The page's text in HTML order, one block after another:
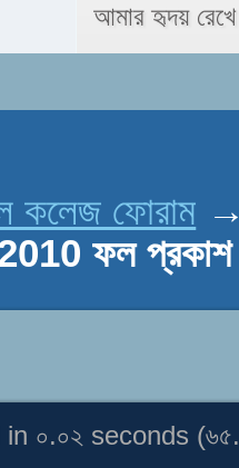
আমার হৃদয় রেখে
কলেজ ফোরাম
ফল
০.০২ seconds